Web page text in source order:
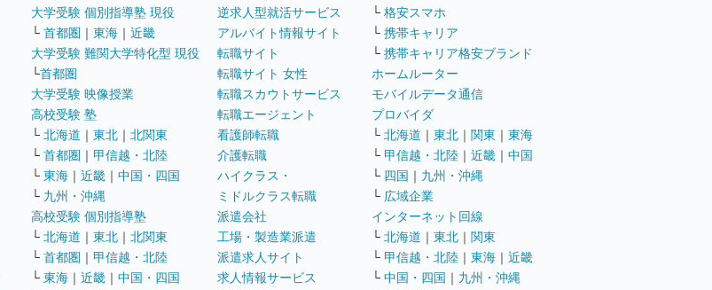
大学受験 個別指導塾 現役
└ 首都圏 ｜ 東海 ｜ 近畿
大学受験 難関大学特化型 現役
└首都圏
大学受験 映像授業
高校受験 塾
└ 北海道 ｜ 東北 ｜ 北関東
└ 首都圏 ｜ 甲信越・北陸
└ 東海 ｜ 近畿 ｜ 中国・四国
└ 九州・沖縄
高校受験 個別指導塾
└ 北海道 ｜ 東北 ｜ 北関東
└ 首都圏 ｜ 甲信越・北陸
└ 東海 ｜ 近畿 ｜ 中国・四国
逆求人型就活サービス
アルバイト情報サイト
転職サイト
転職サイト 女性
転職スカウトサービス
転職エージェント
看護師転職
介護転職
ハイクラス・
ミドルクラス転職
派遣会社
工場・製造業派遣
派遣求人サイト
求人情報サービス
└ 格安スマホ
└ 携帯キャリア
└ 携帯キャリア格安ブランド
ホームルーター
モバイルデータ通信
プロバイダ
└ 北海道 ｜ 東北 ｜ 関東 ｜ 東海
└ 甲信越・北陸 ｜ 近畿 ｜ 中国
└ 四国 ｜ 九州・沖縄
└ 広域企業
インターネット回線
└ 北海道 ｜ 東北 ｜ 関東
└ 甲信越・北陸 ｜ 東海 ｜ 近畿
└ 中国・四国 ｜ 九州・沖縄